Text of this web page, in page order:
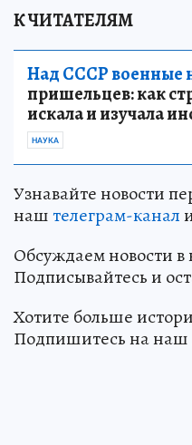
К ЧИТАТЕЛЯМ
Над СССР военные
пришельцев: как
искала и изучала
НАУКА
Узнавайте новости
наштелеграм-канал
Обсуждаем новости
Подписывайтесь и
Хотите больше
Подпишитесь на наш